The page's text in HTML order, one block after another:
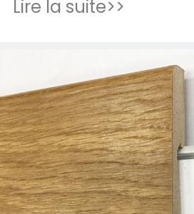
Lire la suite>>